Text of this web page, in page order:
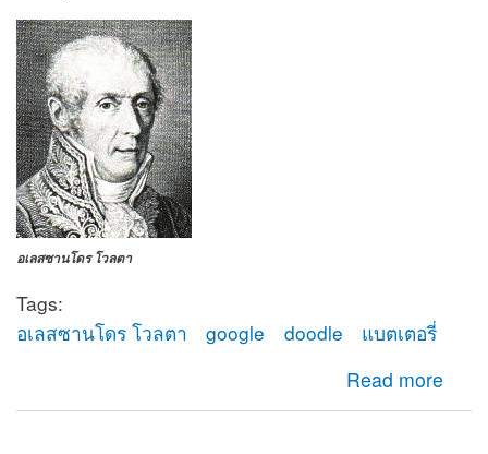
อเลสซานโดร โวลตา
Tags:
อเลสซานโดร โวลตา
google doodle
แบตเตอรี่
Read more
about อเลสซานโดร โวลตา ครบรอบวันเกิด 270 ปี